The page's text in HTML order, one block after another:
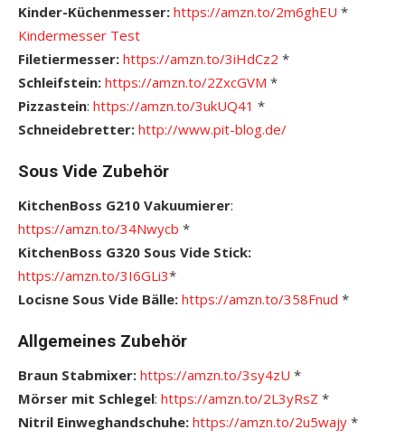
Kinder-Küchenmesser: https://amzn.to/2m6ghEU *
Kindermesser Test
Filetiermesser: https://amzn.to/3iHdCz2 *
Schleifstein: https://amzn.to/2ZxcGVM *
Pizzastein: https://amzn.to/3ukUQ41 *
Schneidebretter: http://www.pit-blog.de/
Sous Vide Zubehör
KitchenBoss G210 Vakuumierer:
https://amzn.to/34Nwycb *
KitchenBoss G320 Sous Vide Stick:
https://amzn.to/3I6GLi3*
Locisne Sous Vide Bälle: https://amzn.to/358Fnud *
Allgemeines Zubehör
Braun Stabmixer: https://amzn.to/3sy4zU *
Mörser mit Schlegel: https://amzn.to/2L3yRsZ *
Nitril Einweghandschuhe: https://amzn.to/2u5wajy *